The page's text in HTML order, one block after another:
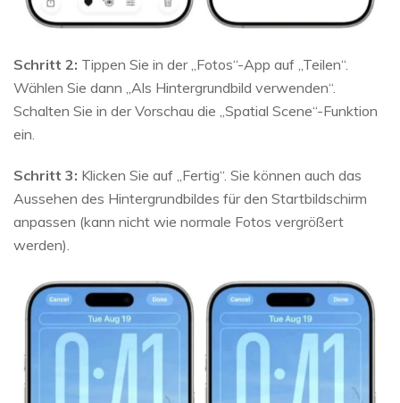
Schritt 2: Tippen Sie in der „Fotos“-App auf „Teilen“.
Wählen Sie dann „Als Hintergrundbild verwenden“.
Schalten Sie in der Vorschau die „Spatial Scene“-Funktion
ein.
Schritt 3: Klicken Sie auf „Fertig“. Sie können auch das
Aussehen des Hintergrundbildes für den Startbildschirm
anpassen (kann nicht wie normale Fotos vergrößert
werden).